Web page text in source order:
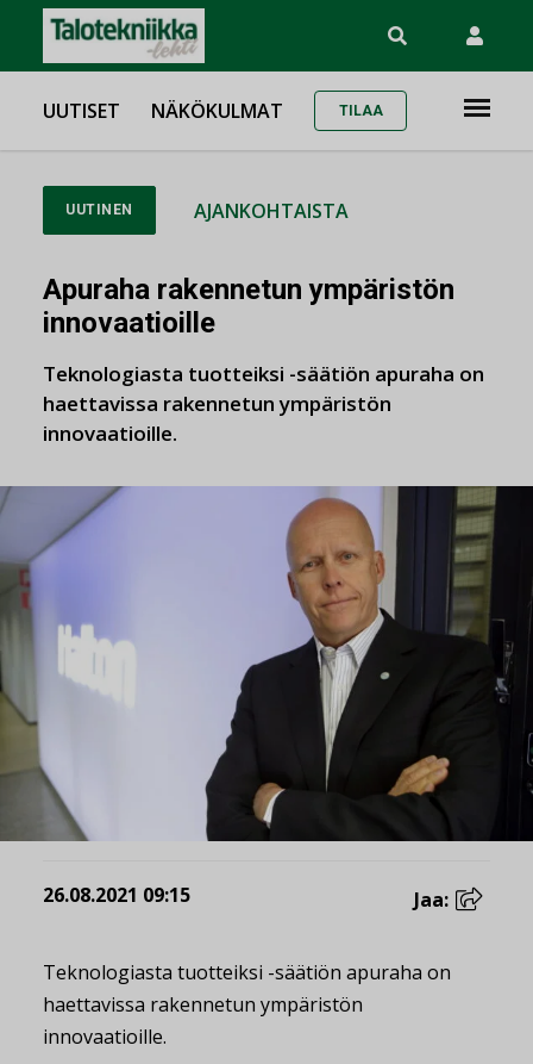
UUTISET NÄKÖKULMAT TILAA
UUTINEN AJANKOHTAISTA
Apuraha rakennetun ympäristön
innovaatioille
Teknologiasta tuotteiksi -säätiön apuraha on
haettavissa rakennetun ympäristön
innovaatioille.
26.08.2021 09:15 Jaa:
Teknologiasta tuotteiksi -säätiön apuraha on
haettavissa rakennetun ympäristön
innovaatioille.